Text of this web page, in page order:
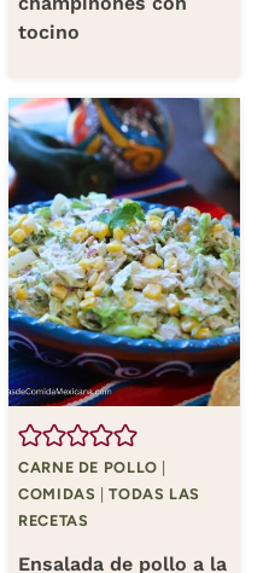
tocino
CARNE DE POLLO
COMIDAS |TODAS LAS
RECETAS
Ensalada de pollo a la